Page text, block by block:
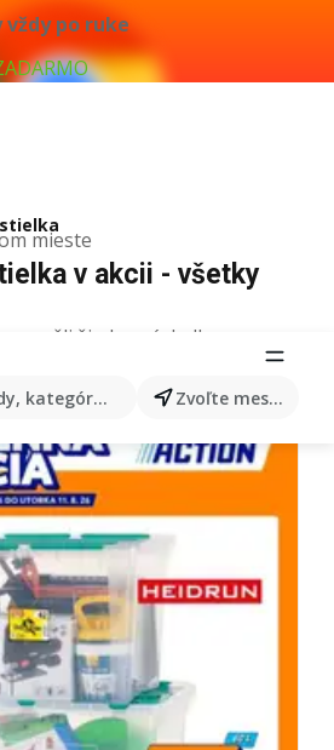
po ruke
mieste
kategórie, produkty... Zvoľte mesto
v akcii - všetky
žiadne výsledky.
kategórie